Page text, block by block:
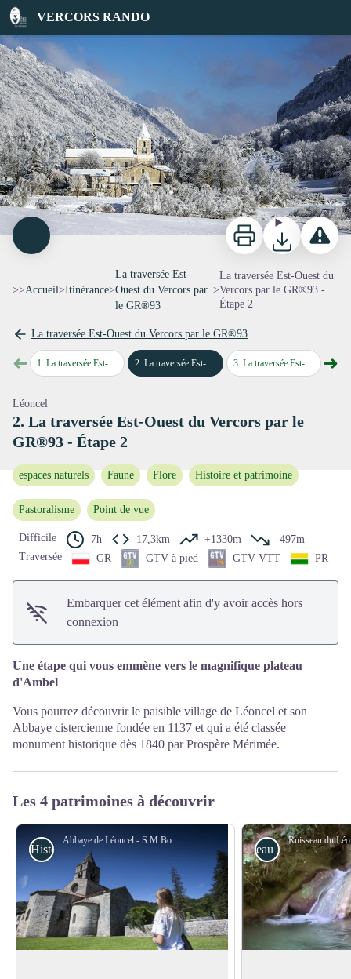
VERCORS RANDO
La traversée Est-Ouest du Vercors par le GR®93 - Étape 2
Abbaye de Léoncel - ©L.Pascale-Drome-Attractivite
Voir l'image en plein écran
ImprimerTéléchargerSignaler
>>Accueil>Itinérance>
La traversée Est-
Ouest du Vercors par
le GR®93
>
La traversée Est-Ouest du
Vercors par le GR®93 -
Étape 2
La traversée Est-Ouest du Vercors par le GR®93
➜Étape précédente
1. La traversée Est-Ouest du Vercors par le GR®93 - Étape 1 2.La traversée Est-Ouest du Vercors par le GR®93 - Étape 2 3. La traversée Est-Ouest du Vercors par le GR®93 - Étape 3 4.
➜
Léoncel
2. La traversée Est-Ouest du Vercors par le
GR®93 - Étape 2
espaces naturels Faune Flore Histoire et patrimoine
Pastoralisme Point de vue
Difficile 7h 17,3km +1330m
-497m
Traversée
GR GTV à pied GTV VTT PR
Embarquer cet élément afin d'y avoir accès hors
connexion
Une étape qui vous emmène vers le magnifique plateau
d'Ambel
Vous pourrez découvrir le paisible village de Léoncel et son
Abbaye cistercienne fondée en 1137 et qui a été classée
monument historique dès 1840 par Prospère Mérimée.
Les 4 patrimoines à découvrir
Abbaye de Léoncel - S.M Booth
Histoire et patrimoine eau